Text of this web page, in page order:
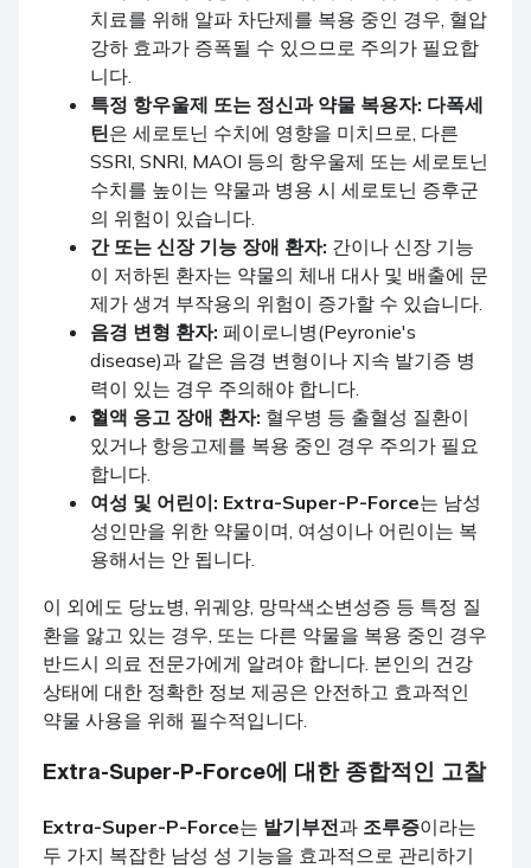
치료를 위해 알파 차단제를 복용 중인 경우, 혈압
강하 효과가 증폭될 수 있으므로 주의가 필요합
니다.
특정 항우울제 또는 정신과 약물 복용자: 다폭세
틴은 세로토닌 수치에 영향을 미치므로, 다른
SSRI, SNRI, MAOI 등의 항우울제 또는 세로토닌
수치를 높이는 약물과 병용 시 세로토닌 증후군
의 위험이 있습니다.
간 또는 신장 기능 장애 환자: 간이나 신장 기능
이 저하된 환자는 약물의 체내 대사 및 배출에 문
제가 생겨 부작용의 위험이 증가할 수 있습니다.
음경 변형 환자: 페이로니병(Peyronie's
disease)과 같은 음경 변형이나 지속 발기증 병
력이 있는 경우 주의해야 합니다.
혈액 응고 장애 환자: 혈우병 등 출혈성 질환이
있거나 항응고제를 복용 중인 경우 주의가 필요
합니다.
여성 및 어린이: Extra-Super-P-Force는 남성
성인만을 위한 약물이며, 여성이나 어린이는 복
용해서는 안 됩니다.
이 외에도 당뇨병, 위궤양, 망막색소변성증 등 특정 질
환을 앓고 있는 경우, 또는 다른 약물을 복용 중인 경우
반드시 의료 전문가에게 알려야 합니다. 본인의 건강
상태에 대한 정확한 정보 제공은 안전하고 효과적인
약물 사용을 위해 필수적입니다.
Extra-Super-P-Force에 대한 종합적인 고찰
Extra-Super-P-Force는 발기부전과 조루증이라는
두 가지 복잡한 남성 성 기능을 효과적으로 관리하기